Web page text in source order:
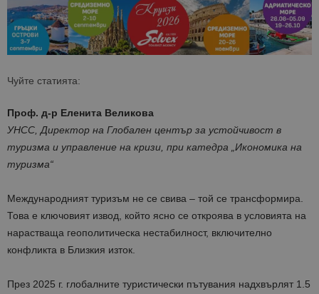
Чуйте статията:
Проф. д-р Еленита Великова
УНСС, Директор на Глобален център за устойчивост в
туризма и управление на кризи, при катедра „Икономика на
туризма“
Международният туризъм не се свива – той се трансформира.
Това е ключовият извод, който ясно се откроява в условията на
нарастваща геополитическа нестабилност, включително
конфликта в Близкия изток.
През 2025 г. глобалните туристически пътувания надхвърлят 1.5